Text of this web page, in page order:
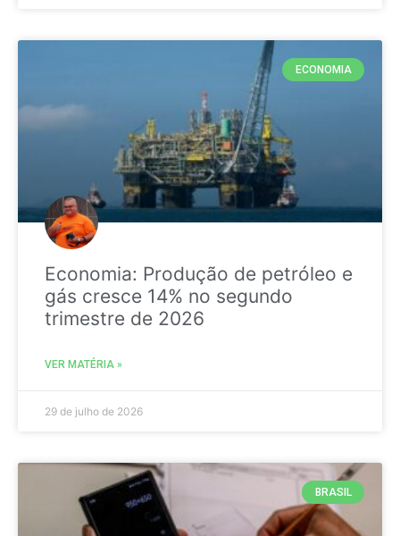
ECONOMIA
Economia: Produção de petróleo e
gás cresce 14% no segundo
trimestre de 2026
VER MATÉRIA »
29 de julho de 2026
BRASIL